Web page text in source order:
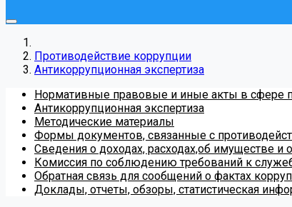
Противодействие коррупции
Антикоррупционная экспертиза
Нормативные правовые и иные акты в сфере
Антикоррупционная экспертиза
Методические материалы
Формы документов, связанные с
Сведения о доходах, расходах,об имуществе и
Комиссия по соблюдению требований к
Обратная связь для сообщений о фактах
Доклады, отчеты, обзоры, статистическая